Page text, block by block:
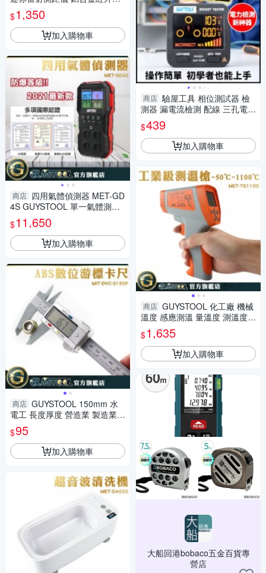
電子尺測距儀 (BI-LDM-050S)
$1,350
加入購物車
商店 四用氣體偵測器 MET-GD
4S GUYSTOOL 單一氣體測量
氣體偵測器 可燃氣體 一氧化碳
偵測器 CE認證
$11,650
加入購物車
商店 GUYSTOOL 150mm 水
電工 長度厚度 營造業 製造業
內徑 電子數顯卡尺 MIT-DVC-S
150P 防潑水 廠房
$95
加入購物車
商店 驗屋工具 相位測試器 檢
測器 漏電流檢測 配線 三孔電源
座 AC11 家用配線 火線地線中
線 電工 工業
$439
加入購物車
商店 GUYSTOOL 化工廠 機械
溫度 感應測溫 量溫度 測溫度
溫度槍 MET-TG1100 測溫槍
工業用
$1,635
加入購物車
大船回港bobaco五金百貨專
營店